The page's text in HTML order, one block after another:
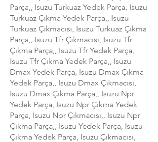
Parça,, Isuzu Turkuaz Yedek Parça, Isuzu
Turkuaz Çıkma Yedek Parça,, Isuzu
Turkuaz Çıkmacısı, Isuzu Turkuaz Çıkma
Parça,, Isuzu Tfr Çıkmacısı, Isuzu Tfr
Çıkma Parça,, Isuzu Tfr Yedek Parça,
Isuzu Tfr Çıkma Yedek Parça,, Isuzu
Dmax Yedek Parça, Isuzu Dmax Çıkma
Yedek Parça,, Isuzu Dmax Çıkmacısı,
Isuzu Dmax Çıkma Parça,, Isuzu Npr
Yedek Parça, Isuzu Npr Çıkma Yedek
Parça, Isuzu Npr Çıkmacısı,, Isuzu Npr
Çıkma Parça,, Isuzu Yedek Parça, Isuzu
Çıkma Yedek Parça, Isuzu Çıkmacısı,